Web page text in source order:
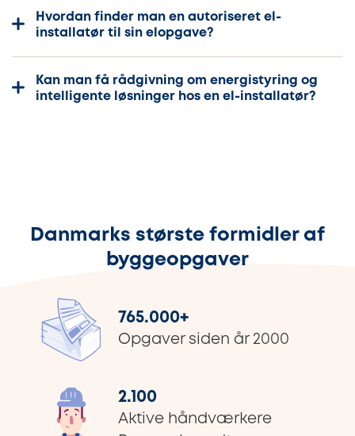
Hvordan finder man en autoriseret el-
installatør til sin elopgave?
Kan man få rådgivning om energistyring og
intelligente løsninger hos en el-installatør?
Danmarks største formidler af
byggeopgaver
765.000+
Opgaver siden år 2000
2.100
Aktive håndværkere